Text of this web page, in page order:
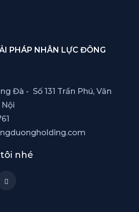
PHÁP NHÂN LỰC ĐÔNG
Đà - Số 131 Trần Phú, Văn
nhé